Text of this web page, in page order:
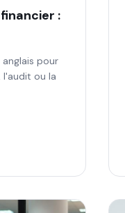
:
pour
l'audit ou la